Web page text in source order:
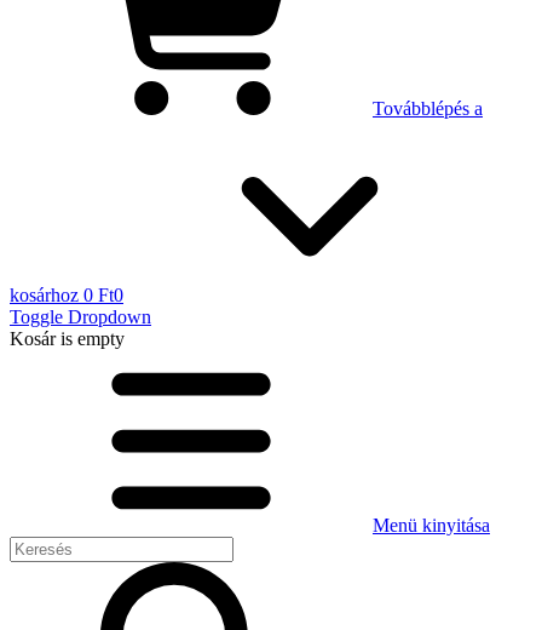
Továbblépés a
kosárhoz 0 Ft0
Toggle Dropdown
Kosáris empty
Menü kinyitása